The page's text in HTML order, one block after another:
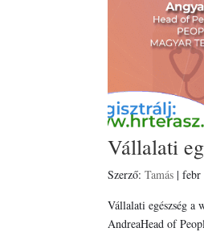
Vállalati
Szerző:Tamás |febr
Vállalati egészség
AndreaHead of